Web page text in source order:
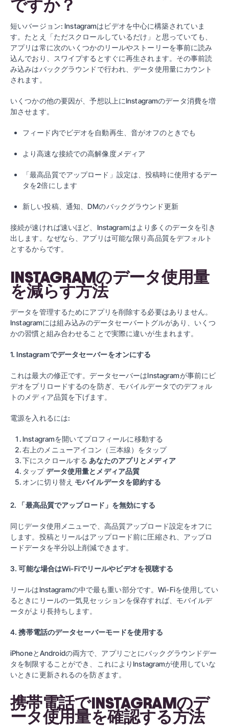
ですか？
短いバージョン: Instagramはビデオを中心に構築されていま
す。たとえ「ただスクロールしているだけ」と思っていても、
アプリは常に次のいくつかのリールやストーリーを事前に読み
込んでおり、スワイプするとすぐに再生されます。その事前読
み込みはバックグラウンドで行われ、データ使用量にカウント
されます。
いくつかの他の要因が、予想以上にInstagramのデータ消費を増
加させます。
フィード内でビデオを自動再生、音がオフのときでも
より高速な接続での高解像度メディア
「最高品質でアップロード」設定は、投稿時に使用するデー
タを2倍にします
新しい投稿、通知、DMのバックグラウンド更新
接続が速ければ速いほど、Instagramはより多くのデータを引き
出します。なぜなら、アプリは可能な限り高品質をデフォルト
とするからです。
INSTAGRAMのデータ使用量
を減らす方法
データを管理するためにアプリを削除する必要はありません。
Instagramには組み込みのデータセーバートグルがあり、いくつ
かの習慣と組み合わせることで実際に違いが生まれます。
1. Instagramでデータセーバーをオンにする
これは最大の修正です。データセーバーはInstagramが事前にビ
デオをプリロードするのを防ぎ、モバイルデータでのデフォル
トのメディア品質を下げます。
電源を入れるには:
Instagramを開いてプロフィールに移動する
右上のメニューアイコン（三本線）をタップ
下にスクロールする あなたのアプリとメディア
タップデータ使用量とメディア品質
オンに切り替え モバイルデータを節約する
2. 「最高品質でアップロード」を無効にする
同じデータ使用メニューで、高品質アップロード設定をオフに
します。投稿とリールはアップロード前に圧縮され、アップロ
ードデータを半分以上削減できます。
3. 可能な場合はWi-Fiでリールやビデオを視聴する
リールはInstagramの中で最も重い部分です。Wi-Fiを使用してい
るときにリールの一気見セッションを保存すれば、モバイルデ
ータがより長持ちします。
4. 携帯電話のデータセーバーモードを使用する
iPhoneとAndroidの両方で、アプリごとにバックグラウンドデー
タを制限することができ、これによりInstagramが使用していな
いときに更新されるのを防ぎます。
携帯電話でINSTAGRAMのデ
ータ使用量を確認する方法